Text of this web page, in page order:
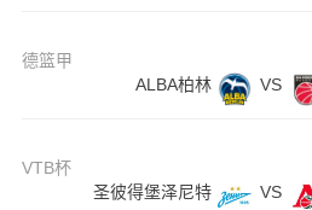
德篮甲
ALBA柏林
VS
VTB杯
圣彼得堡泽尼特
VS